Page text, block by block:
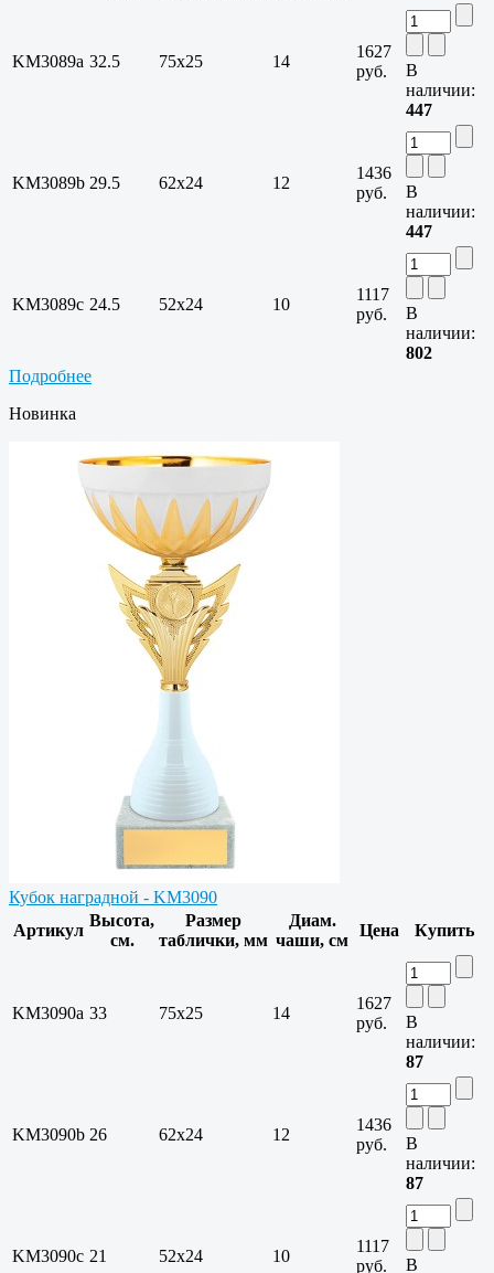
KM3089a 32.5 75х25 14
1627
руб.
В
наличии:
447
KM3089b 29.5 62х24 12
1436
руб.
В
наличии:
447
KM3089c 24.5 52х24 10
1117
руб.
В
наличии:
802
Подробнее
Новинка
Кубок наградной - KM3090
Артикул
Высота,
см.
Размер
таблички, мм
Диам.
чаши, см
Цена Купить
KM3090a 33 75х25 14
1627
руб.
В
наличии:
87
KM3090b 26 62х24 12
1436
руб.
В
наличии:
87
KM3090c 21 52х24 10
1117
руб.
В